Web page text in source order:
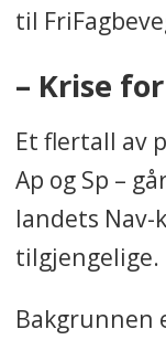
til
– Krise
Et flertall av
Ap og Sp –
landets Nav-
tilgjengelige.
Bakgrunnen